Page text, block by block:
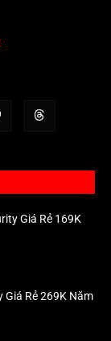
Giá Rẻ 169K
Giá Rẻ 269K Năm